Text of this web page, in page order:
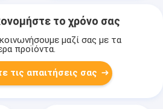
το χρόνο σας
μαζί σας με τα
προϊόντα.
τις απαιτήσεις σας